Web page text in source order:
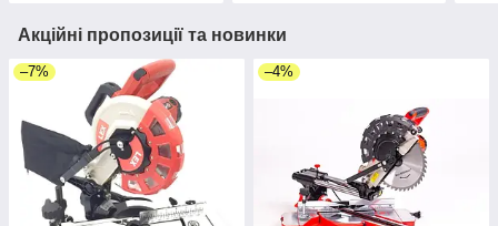
Акційні пропозиції та новинки
–7% –4%